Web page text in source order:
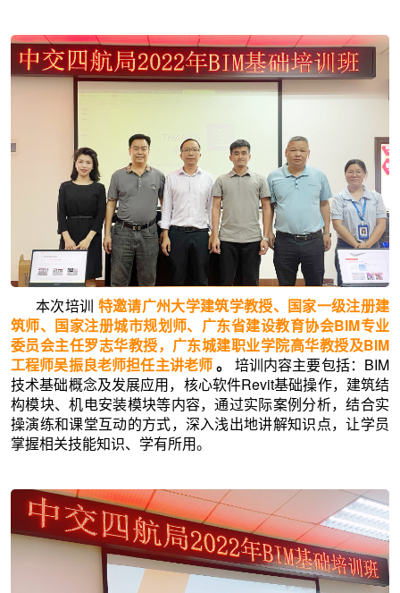
本次培训 特邀请广州大学建筑学教授、国家一级注册建
筑师、国家注册城市规划师、广东省建设教育协会BIM专业
委员会主任罗志华教授，广东城建职业学院高华教授及BIM
工程师吴振良老师担任主讲老师。
培训内容主要包括：BIM
技术基础概念及发展应用，核心软件Revit基础操作，建筑结
构模块、机电安装模块等内容，通过实际案例分析，结合实
操演练和课堂互动的方式，深入浅出地讲解知识点，让学员
掌握相关技能知识、学有所用。